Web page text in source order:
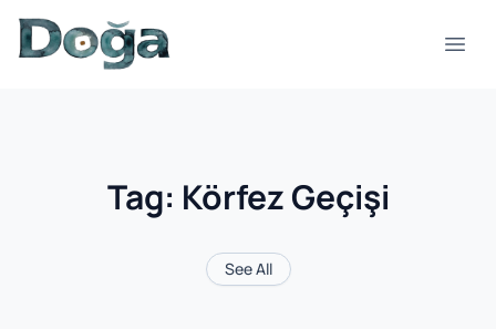
Skip to content
Tag: Körfez Geçişi
See All